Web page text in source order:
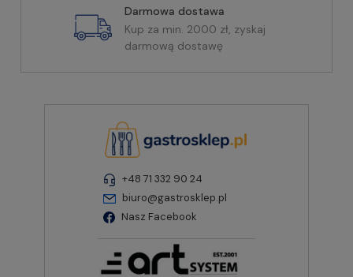
Darmowa dostawa
Kup za min. 2000 zł, zyskaj
darmową dostawę
+48 71 332 90 24
biuro@gastrosklep.pl
Nasz Facebook